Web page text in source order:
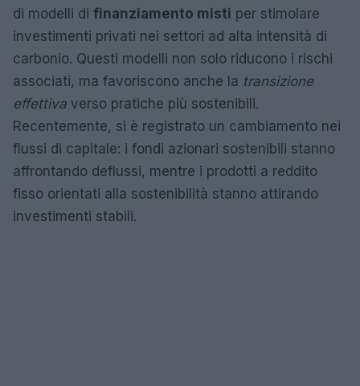
di modelli di finanziamento misti per stimolare
investimenti privati nei settori ad alta intensità di
carbonio. Questi modelli non solo riducono i rischi
associati, ma favoriscono anche la transizione
effettiva verso pratiche più sostenibili.
Recentemente, si è registrato un cambiamento nei
flussi di capitale: i fondi azionari sostenibili stanno
affrontando deflussi, mentre i prodotti a reddito
fisso orientati alla sostenibilità stanno attirando
investimenti stabili.